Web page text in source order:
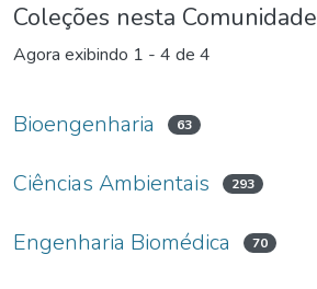
Coleções nesta Comunidade
Agora exibindo 1 - 4 de 4
Bioengenharia 63
Ciências Ambientais 293
Engenharia Biomédica 70